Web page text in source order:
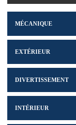
MÉCANIQUE
EXTÉRIEUR
DIVERTISSEMENT
INTÉRIEUR